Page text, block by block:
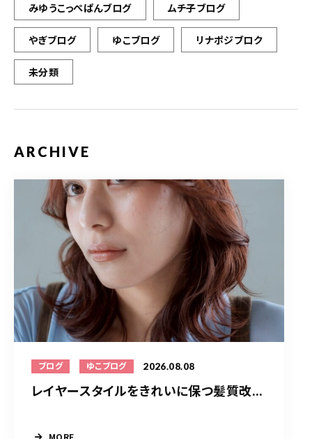
みゆうこっぺぱんブログ ムチ子ブログ
やぎブログ ゆこブログ リナポジブロク
未分類
ARCHIVE
ブログ ゆこブログ 2026.08.08
レイヤースタイルをきれいに保つ髪質改...
MORE